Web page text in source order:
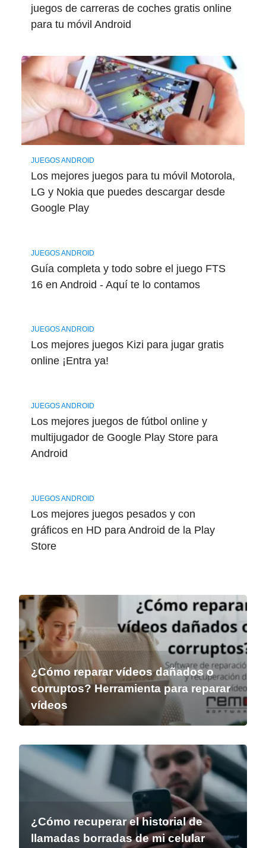
juegos de carreras de coches gratis online
para tu móvil Android
JUEGOS ANDROID
Los mejores juegos para tu móvil Motorola,
LG y Nokia que puedes descargar desde
Google Play
JUEGOS ANDROID
Guía completa y todo sobre el juego FTS
16 en Android - Aquí te lo contamos
JUEGOS ANDROID
Los mejores juegos Kizi para jugar gratis
online ¡Entra ya!
JUEGOS ANDROID
Los mejores juegos de fútbol online y
multijugador de Google Play Store para
Android
JUEGOS ANDROID
Los mejores juegos pesados y con
gráficos en HD para Android de la Play
Store
¿Cómo reparar vídeos dañados o
corruptos? Herramienta para reparar
vídeos
¿Cómo recuperar el historial de
llamadas borradas de mi celular